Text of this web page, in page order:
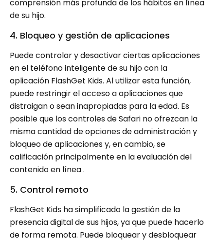
comprensión más profunda de los hábitos en línea
de su hijo.
4. Bloqueo y gestión de aplicaciones
Puede controlar y desactivar ciertas aplicaciones
en el teléfono inteligente de su hijo con la
aplicación FlashGet Kids. Al utilizar esta función,
puede restringir el acceso a aplicaciones que
distraigan o sean inapropiadas para la edad. Es
posible que los controles de Safari no ofrezcan la
misma cantidad de opciones de administración y
bloqueo de aplicaciones y, en cambio, se
calificación principalmente en la evaluación del
contenido en línea .
5. Control remoto
FlashGet Kids ha simplificado la gestión de la
presencia digital de sus hijos, ya que puede hacerlo
de forma remota. Puede bloquear y desbloquear